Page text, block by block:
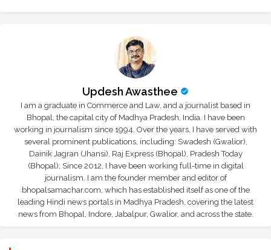
Updesh Awasthee
I am a graduate in Commerce and Law, and a journalist based in
Bhopal, the capital city of Madhya Pradesh, India. I have been
working in journalism since 1994. Over the years, I have served with
several prominent publications, including: Swadesh (Gwalior),
Dainik Jagran (Jhansi), Raj Express (Bhopal), Pradesh Today
(Bhopal); Since 2012, I have been working full-time in digital
journalism. I am the founder member and editor of
bhopalsamachar.com, which has established itself as one of the
leading Hindi news portals in Madhya Pradesh, covering the latest
news from Bhopal, Indore, Jabalpur, Gwalior, and across the state.